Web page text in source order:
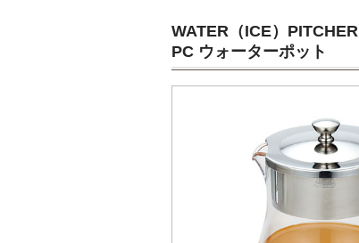
WATER（ICE）PITCHER
PC ウォーターポット